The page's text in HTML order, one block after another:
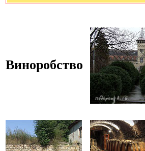
Виноробство